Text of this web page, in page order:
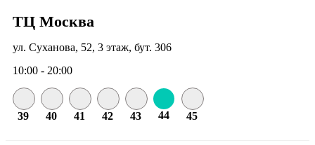
ТЦ Москва
ул. Суханова, 52, 3 этаж, бут. 306
10:00 - 20:00
39 40 41 42 43 44 45